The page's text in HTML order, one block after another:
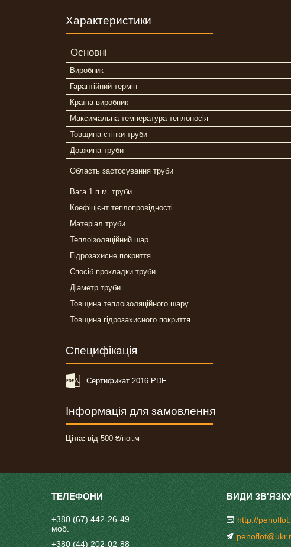
Характеристики
Основні
Виробник
Гарантійний термін
Країна виробник
Максимальна температура теплоносія
Товщина стінки труби
Довжина труби
Область застосування труби
Вага 1 п.м. труби
Коефіцієнт теплопровідності
Матеріал труби
Теплоізоляційний шар
Гідрозахисне покриття
Спосіб прокладки труби
Діаметр труби
Товщина теплоізоляційного шару
Товщина гідрозахисного покриття
Специфікація
Сертификат 2016.PDF
Інформація для замовлення
Ціна: від 500 ₴/пог.м
+380 (67) 442-26-49
моб.
+380 (44) 202-02-88
http://